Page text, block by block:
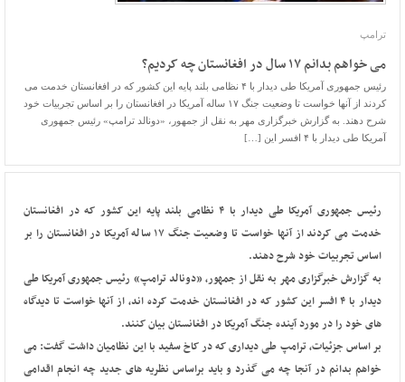
ترامپ
می خواهم بدانم ۱۷ سال در افغانستان چه کردیم؟
رئیس جمهوری آمریکا طی دیدار با ۴ نظامی بلند پایه این کشور که در افغانستان خدمت می
کردند از آنها خواست تا وضعیت جنگ ۱۷ ساله آمریکا در افغانستان را بر اساس تجربیات خود
شرح دهند. به گزارش خبرگزاری مهر به نقل از جمهور، «دونالد ترامپ» رئیس جمهوری
آمریکا طی دیدار با ۴ افسر این […]
رئیس جمهوری آمریکا طی دیدار با ۴ نظامی بلند پایه این کشور که در افغانستان
خدمت می کردند از آنها خواست تا وضعیت جنگ ۱۷ ساله آمریکا در افغانستان را بر
اساس تجربیات خود شرح دهند.
به گزارش خبرگزاری مهر به نقل از جمهور، «دونالد ترامپ» رئیس جمهوری آمریکا طی
دیدار با ۴ افسر این کشور که در افغانستان خدمت کرده اند، از آنها خواست تا دیدگاه
های خود را در مورد آینده جنگ آمریکا در افغانستان بیان کنند.
بر اساس جزئیات، ترامپ طی دیداری که در کاخ سفید با این نظامیان داشت گفت: می
خواهم بدانم در آنجا چه می گذرد و باید براساس نظریه های جدید چه انجام اقدامی